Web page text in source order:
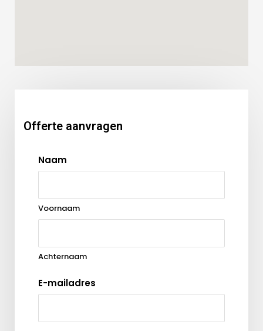
Offerte aanvragen
Naam
Voornaam
Achternaam
E-mailadres